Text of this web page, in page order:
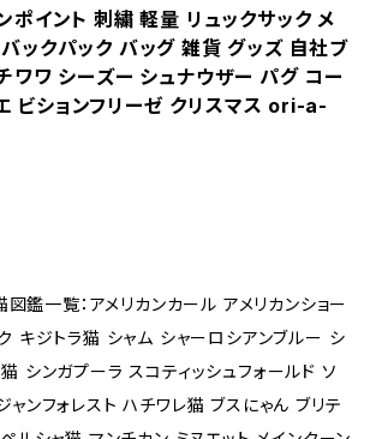
ポイント 刺繍 軽量 リュックサック メ
ックパック バッグ 雑貨 グッズ 自社ブ
ワワ シーズー シュナウザー パグ コー
ビションフリーゼ クリスマス ori-a-
鑑一覧：アメリカンカール アメリカンショー
キジトラ猫 シャム シャーロシアンブルー シ
シンガプーラ スコティッシュフォールド ソ
ャンフォレスト ハチワレ猫 ブスにゃん ブリテ